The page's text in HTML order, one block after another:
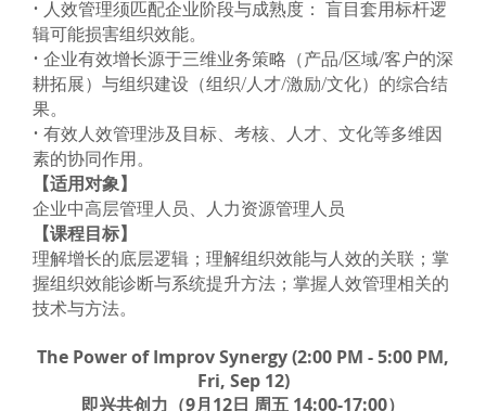
• 人效管理须匹配企业阶段与成熟度： 盲目套用标杆逻
辑可能损害组织效能。
• 企业有效增长源于三维业务策略（产品/区域/客户的深
耕拓展）与组织建设（组织/人才/激励/文化）的综合结
果。
• 有效人效管理涉及目标、考核、人才、文化等多维因
素的协同作用。
【适用对象】
企业中高层管理人员、人力资源管理人员
【课程目标】
理解增长的底层逻辑；理解组织效能与人效的关联；掌
握组织效能诊断与系统提升方法；掌握人效管理相关的
技术与方法。
The Power of Improv Synergy (2:00 PM - 5:00 PM,
Fri, Sep 12)
即兴共创力（9月12日 周五 14:00-17:00）